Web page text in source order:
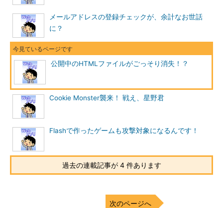
メールアドレスの登録チェックが、余計なお世話
に？
公開中のHTMLファイルがごっそり消失！？
Cookie Monster襲来！ 戦え、星野君
Flashで作ったゲームも攻撃対象になるんです！
過去の連載記事が 4 件あります
次のページへ